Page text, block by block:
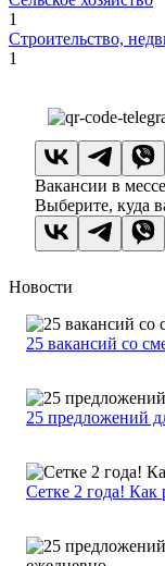
1
Строительство,
1
Вакансии в
Выберите, куда
Новости
25 вакансий со
25 предложений
Сетке 2 года! Как